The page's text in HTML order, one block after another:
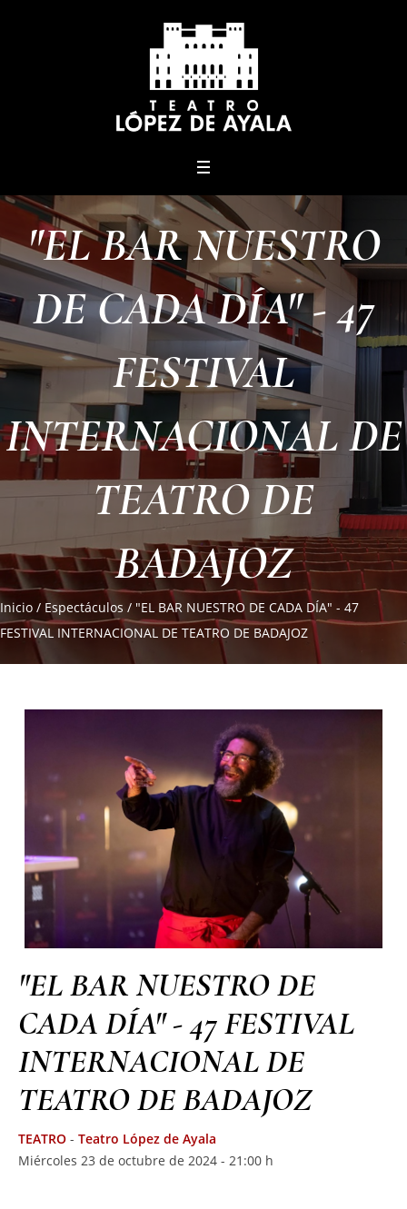
"EL BAR NUESTRO
DE CADA DÍA" - 47
FESTIVAL
INTERNACIONAL DE
TEATRO DE
BADAJOZ
Inicio / Espectáculos / "EL BAR NUESTRO DE CADA DÍA" - 47
FESTIVAL INTERNACIONAL DE TEATRO DE BADAJOZ
"EL BAR NUESTRO DE
CADA DÍA" - 47 FESTIVAL
INTERNACIONAL DE
TEATRO DE BADAJOZ
TEATRO - Teatro López de Ayala
Miércoles 23 de octubre de 2024 - 21:00 h